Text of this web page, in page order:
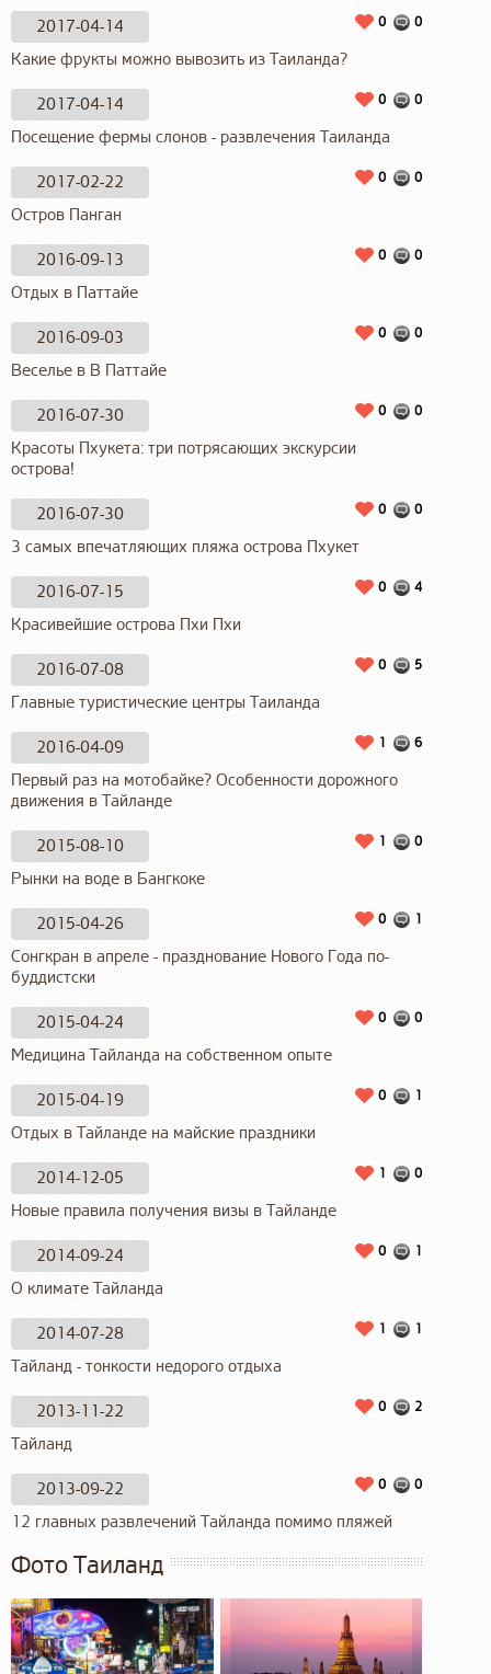
2017-04-14 0
0
Какие фрукты можно вывозить из Таиланда?
2017-04-14 0
0
Посещение фермы слонов - развлечения Таиланда
2017-02-22 0
0
Остров Панган
2016-09-13 0
0
Отдых в Паттайе
2016-09-03 0
0
Веселье в В Паттайе
2016-07-30 0
0
Красоты Пхукета: три потрясающих экскурсии
острова!
2016-07-30 0
0
3 самых впечатляющих пляжа острова Пхукет
2016-07-15 4
0
Красивейшие острова Пхи Пхи
2016-07-08 5
0
Главные туристические центры Таиланда
2016-04-09 6
1
Первый раз на мотобайке? Особенности дорожного
движения в Тайланде
2015-08-10 0
1
Рынки на воде в Бангкоке
2015-04-26 1
0
Сонгкран в апреле - празднование Нового Года по-
буддистски
2015-04-24 0
0
Медицина Тайланда на собственном опыте
2015-04-19 1
0
Отдых в Тайланде на майские праздники
2014-12-05 0
1
Новые правила получения визы в Тайланде
2014-09-24 1
0
О климате Тайланда
2014-07-28 1
1
Тайланд - тонкости недорого отдыха
2013-11-22 2
0
Тайланд
2013-09-22 0
0
12 главных развлечений Тайланда помимо пляжей
Фото Таиланд